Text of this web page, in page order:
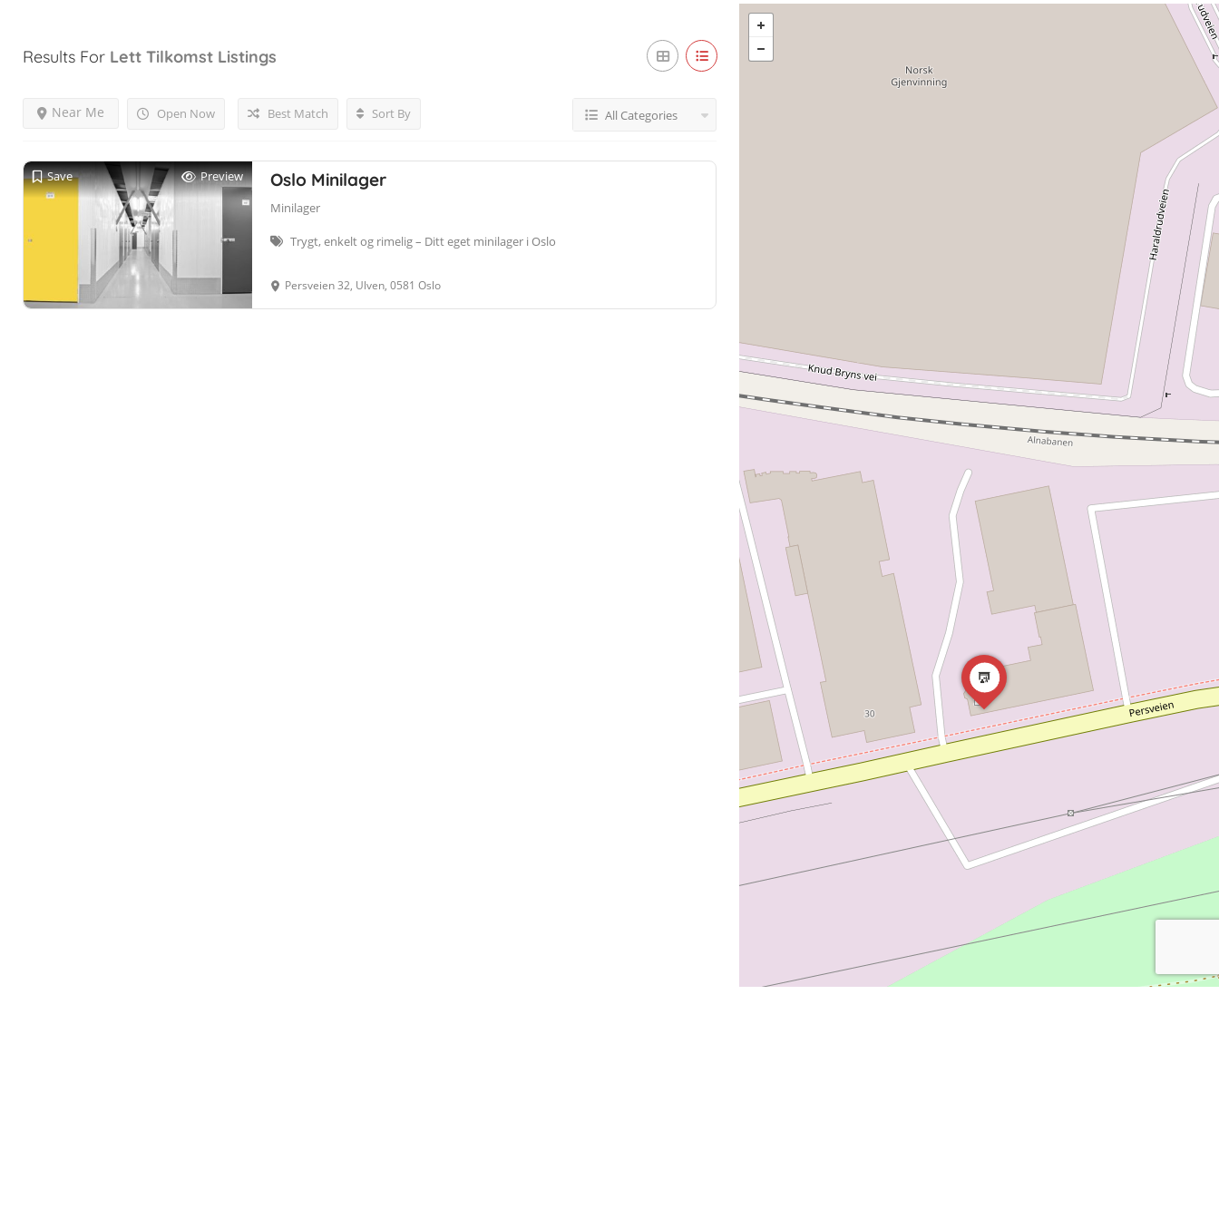
Results For Lett Tilkomst Listings
Open Now
Near Me Best Match Sort By All Categories
Save Preview Oslo Minilager
Minilager
Trygt, enkelt og rimelig – Ditt eget minilager i Oslo
Persveien 32, Ulven, 0581 Oslo